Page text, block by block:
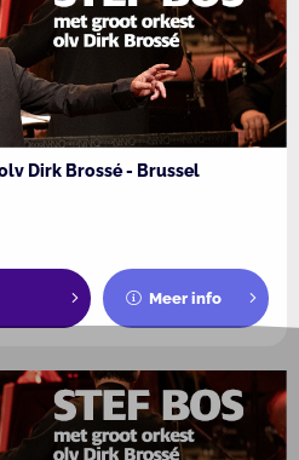
Dirk Brossé - Brussel
Meer info